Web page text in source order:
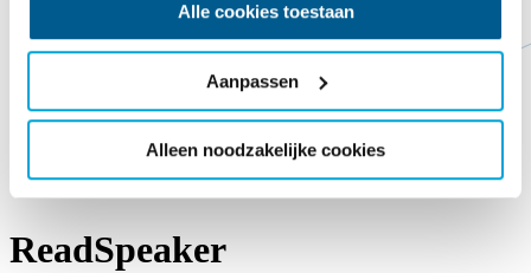
Alle cookies toestaan
Aanpassen
Alleen noodzakelijke cookies
ReadSpeaker